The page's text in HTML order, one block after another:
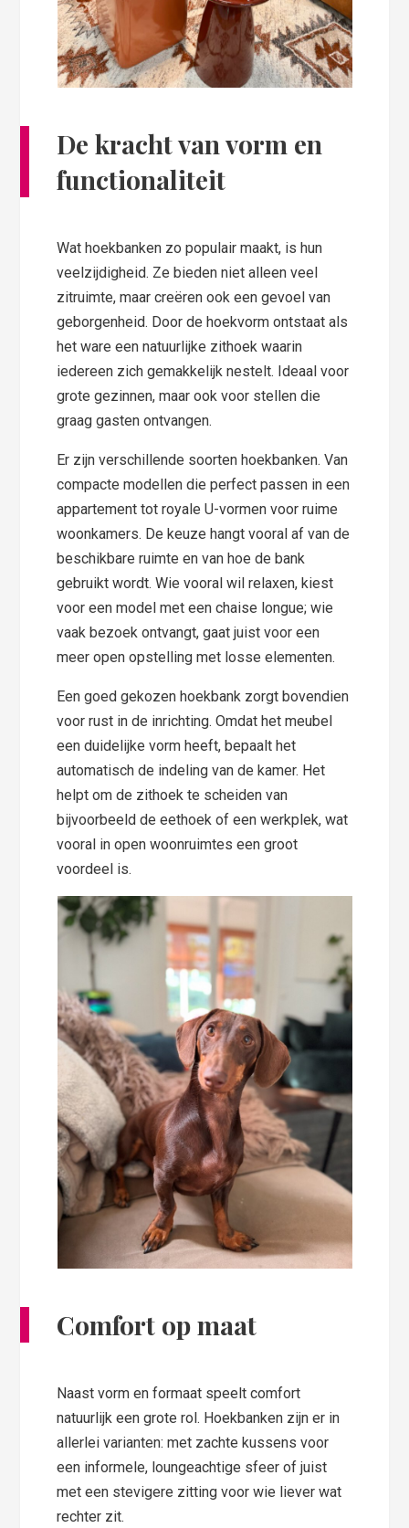
De kracht van vorm en
functionaliteit
Wat hoekbanken zo populair maakt, is hun
veelzijdigheid. Ze bieden niet alleen veel
zitruimte, maar creëren ook een gevoel van
geborgenheid. Door de hoekvorm ontstaat als
het ware een natuurlijke zithoek waarin
iedereen zich gemakkelijk nestelt. Ideaal voor
grote gezinnen, maar ook voor stellen die
graag gasten ontvangen.
Er zijn verschillende soorten hoekbanken. Van
compacte modellen die perfect passen in een
appartement tot royale U-vormen voor ruime
woonkamers. De keuze hangt vooral af van de
beschikbare ruimte en van hoe de bank
gebruikt wordt. Wie vooral wil relaxen, kiest
voor een model met een chaise longue; wie
vaak bezoek ontvangt, gaat juist voor een
meer open opstelling met losse elementen.
Een goed gekozen hoekbank zorgt bovendien
voor rust in de inrichting. Omdat het meubel
een duidelijke vorm heeft, bepaalt het
automatisch de indeling van de kamer. Het
helpt om de zithoek te scheiden van
bijvoorbeeld de eethoek of een werkplek, wat
vooral in open woonruimtes een groot
voordeel is.
Comfort op maat
Naast vorm en formaat speelt comfort
natuurlijk een grote rol. Hoekbanken zijn er in
allerlei varianten: met zachte kussens voor
een informele, loungeachtige sfeer of juist
met een stevigere zitting voor wie liever wat
rechter zit.